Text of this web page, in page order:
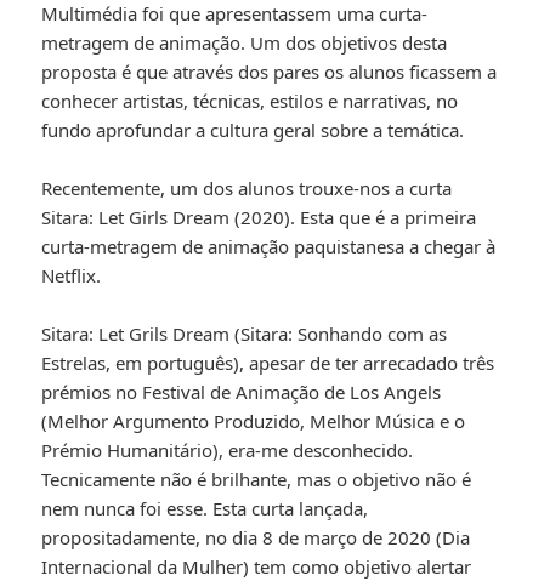
Multimédia foi que apresentassem uma curta-
metragem de animação. Um dos objetivos desta
proposta é que através dos pares os alunos ficassem a
conhecer artistas, técnicas, estilos e narrativas, no
fundo aprofundar a cultura geral sobre a temática.
Recentemente, um dos alunos trouxe-nos a curta
Sitara: Let Girls Dream (2020). Esta que é a primeira
curta-metragem de animação paquistanesa a chegar à
Netflix.
Sitara: Let Grils Dream (Sitara: Sonhando com as
Estrelas, em português), apesar de ter arrecadado três
prémios no Festival de Animação de Los Angels
(Melhor Argumento Produzido, Melhor Música e o
Prémio Humanitário), era-me desconhecido.
Tecnicamente não é brilhante, mas o objetivo não é
nem nunca foi esse. Esta curta lançada,
propositadamente, no dia 8 de março de 2020 (Dia
Internacional da Mulher) tem como objetivo alertar